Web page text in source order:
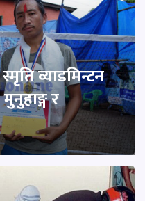
व्याडमिन्टन
र